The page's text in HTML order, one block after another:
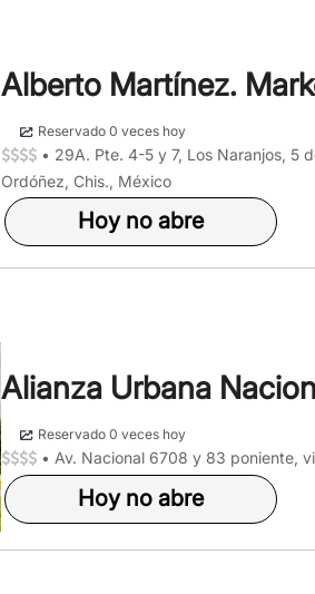
Alberto Martínez.
Reservado 0 veces hoy
• 29A. Pte. 4-5 y 7, Los Naranjos, 5
Ordóñez, Chis., México
Hoy no abre
Alianza Urbana
Reservado 0 veces hoy
• Av. Nacional 6708 y 83 poniente,
Hoy no abre